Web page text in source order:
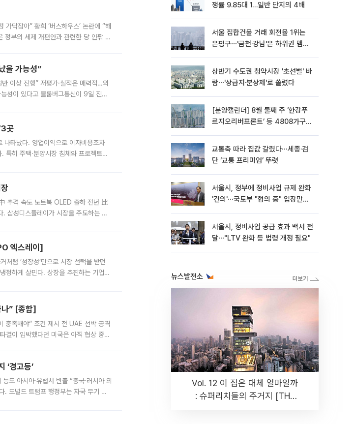
닥잡아” 황희 ‘버스하우스’ 논란에 “해
정부의 세제 개편안과 관련한 당 안팎 의
을 가능성”
이상 진행” 저평가·실적은 매력적…외
성이 있다고 블룸버그통신이 9일 진단
곳
나타났다. 영업이익으로 이자비용조차
히 주택·분양시장 침체와 프로젝트파
추격 속도 노트북 OLED 출하 전년 比
삼성디스플레이가 시장을 주도하는 가
엑스레이]
럼 ‘성장성’만으로 시장 선택을 받던
정하게 살핀다. 상장을 추진하는 기업들
나” [종합]
충족해야” 조건 제시 전 UAE 선박 공격
결이 임박했다던 미국은 아직 협상 중이
‘경고등’
도 아시아·유럽서 반출 “중국·러시아 의
. 도널드 트럼프 행정부는 자국 무기 공
쟁률 9.85대 1…일반 단지의 4배
서울 집합건물 거래 회전율 1위는
은평구⋯'금천·강남'은 하위권 맴돌
상반기 수도권 청약시장 '초선별' 바
람⋯'상급지·분상제'로 쏠렸다
[분양캘린더] 8월 둘째 주 ‘한강푸
르지오리버프론트’ 등 4808가구
교통축 따라 집값 갈렸다⋯세종·검
단 ‘교통 프리미엄’ 뚜렷
서울시, 정부에 정비사업 규제 완화
'건의'⋯국토부 "협의 중" 입장만
서울시, 정비사업 공급 효과 백서 전
달⋯"LTV 완화 등 법령 개정 필요"
뉴스발전소
Vol. 12 이 집은 대체 얼마일까
: 슈퍼리치들의 주거지 [THE